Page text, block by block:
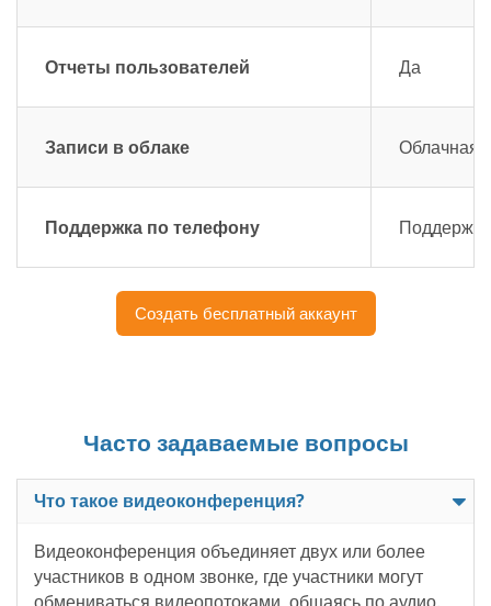
Отчеты пользователей Да
Записи в облаке Облачная
Поддержка по телефону
Создать бесплатный аккаунт
Часто задаваемые вопросы
Что такое видеоконференция?
Видеоконференция объединяет двух или более
участников в одном звонке, где участники могут